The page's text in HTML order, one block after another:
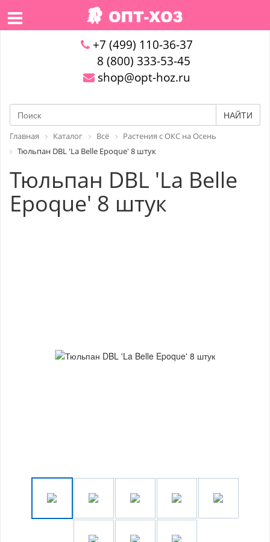
+7 (499) 110-36-37
8 (800) 333-53-45
shop@opt-hoz.ru
НАЙТИ
Главная Каталог Всё
Растения с ОКС на Осень
Тюльпан DBL 'La Belle Epoque' 8 штук
Тюльпан DBL 'La Belle
Epoque' 8 штук